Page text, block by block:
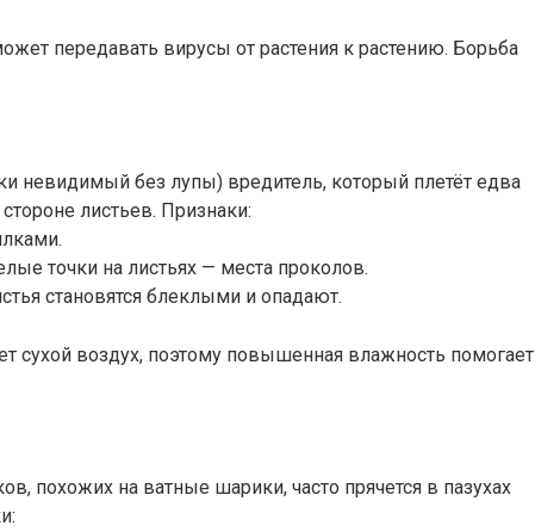
передавать вирусы от растения к растению. Борьба
невидимый без лупы) вредитель, который плетёт едва
листьев. Признаки:
точки на листьях — места проколов.
становятся блеклыми и опадают.
сухой воздух, поэтому повышенная влажность помогает
похожих на ватные шарики, часто прячется в пазухах